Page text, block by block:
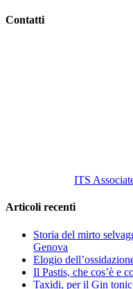
Contatti
ITS
Articoli recenti
Storia del mirto
Genova
Elogio
Il Pastis, che cos’è e
Taxidi, per il Gin